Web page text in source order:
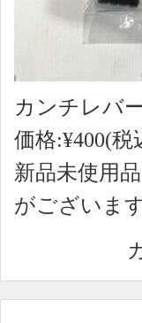
カンチレバ
価格:¥400(税
新品未使用
がございま